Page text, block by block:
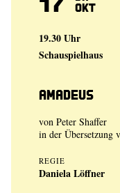
Okt
19.30 Uhr
Schauspielhaus
Amadeus
von Peter Shaffer
in der Übersetzung
REGIE
Daniela Löffner